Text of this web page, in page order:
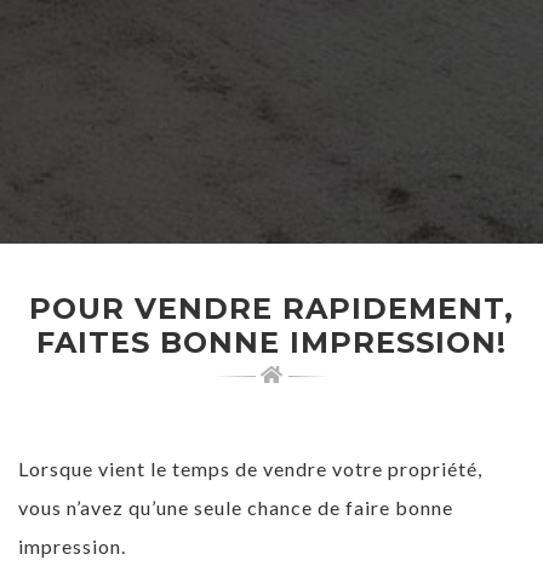
POUR VENDRE RAPIDEMENT,
FAITES BONNE IMPRESSION!
Lorsque vient le temps de vendre votre propriété,
vous n’avez qu’une seule chance de faire bonne
impression.